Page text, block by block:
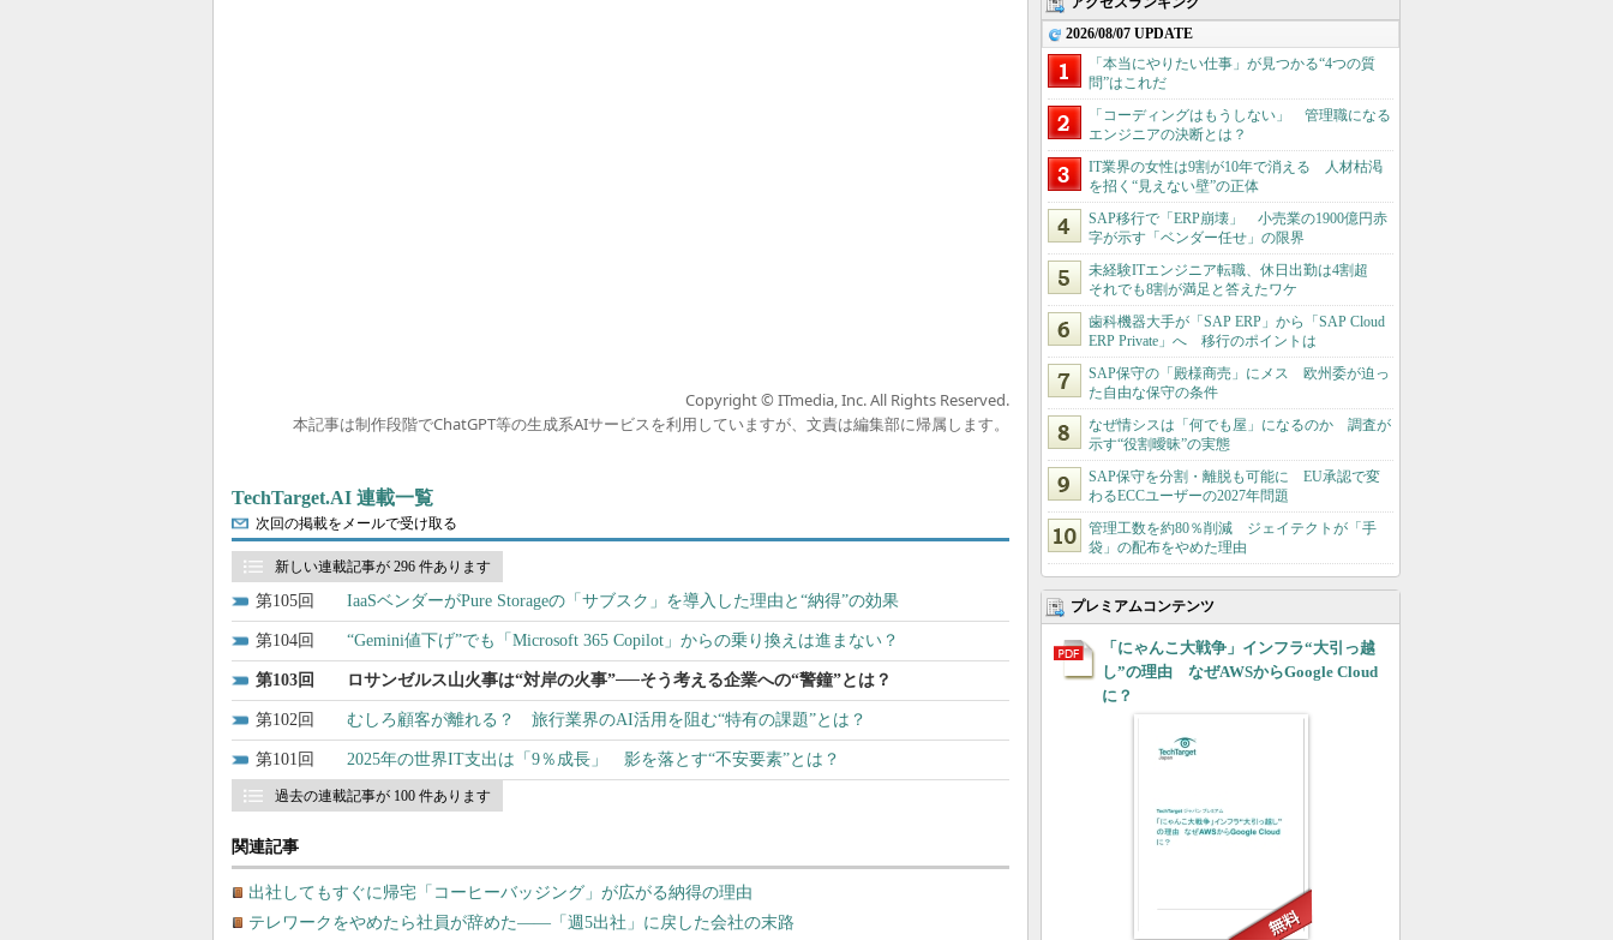
Copyright © ITmedia, Inc. All Rights Reserved.
本記事は制作段階でChatGPT等の生成系AIサービスを利用していますが、文責は編集部に帰属します。
TechTarget.AI 連載一覧
次回の掲載をメールで受け取る
新しい連載記事が 296 件あります
105 IaaSベンダーがPure Storageの「サブスク」を導入した理由と“納得”の効果
104 “Gemini値下げ”でも「Microsoft 365 Copilot」からの乗り換えは進まない？
103 ロサンゼルス山火事は“対岸の火事”──そう考える企業への“警鐘”とは？
102 むしろ顧客が離れる？ 旅行業界のAI活用を阻む“特有の課題”とは？
101 2025年の世界IT支出は「9％成長」 影を落とす“不安要素”とは？
過去の連載記事が 100 件あります
関連記事
出社してもすぐに帰宅「コーヒーバッジング」が広がる納得の理由
テレワークをやめたら社員が辞めた――「週5出社」に戻した会社の末路
2026/08/07 UPDATE
「本当にやりたい仕事」が見つかる“4つの質
問”はこれだ
「コーディングはもうしない」 管理職になる
エンジニアの決断とは？
IT業界の女性は9割が10年で消える 人材枯渇
を招く“見えない壁”の正体
SAP移行で「ERP崩壊」 小売業の1900億円赤
字が示す「ベンダー任せ」の限界
未経験ITエンジニア転職、休日出勤は4割超
それでも8割が満足と答えたワケ
歯科機器大手が「SAP ERP」から「SAP Cloud
ERP Private」へ 移行のポイントは
SAP保守の「殿様商売」にメス 欧州委が迫っ
た自由な保守の条件
なぜ情シスは「何でも屋」になるのか 調査が
示す“役割曖昧”の実態
SAP保守を分割・離脱も可能に EU承認で変
わるECCユーザーの2027年問題
管理工数を約80％削減 ジェイテクトが「手
袋」の配布をやめた理由
プレミアムコンテンツ
「にゃんこ大戦争」インフラ“大引っ越
し”の理由 なぜAWSからGoogle Cloud
に？